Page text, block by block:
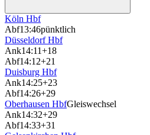
Köln Hbf
Abf13:46pünktlich
Düsseldorf Hbf
Ank14:11+18
Abf14:12+21
Duisburg Hbf
Ank14:25+23
Abf14:26+29
Oberhausen HbfGleiswechsel
Ank14:32+29
Abf14:33+31